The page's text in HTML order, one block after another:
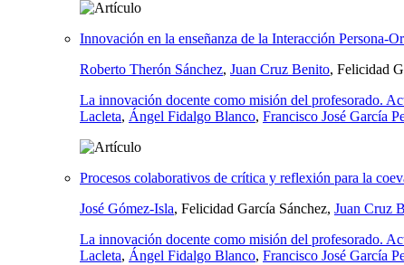
Innovación en la enseñanza de la Interacción Persona-
Roberto Therón Sánchez, Juan Cruz Benito, Felicidad
La innovación docente como misión del profesorado.
Lacleta, Ángel Fidalgo Blanco, Francisco José García
Procesos colaborativos de crítica y reflexión para la
José Gómez-Isla, Felicidad García Sánchez, Juan Cruz
La innovación docente como misión del profesorado.
Lacleta, Ángel Fidalgo Blanco, Francisco José García